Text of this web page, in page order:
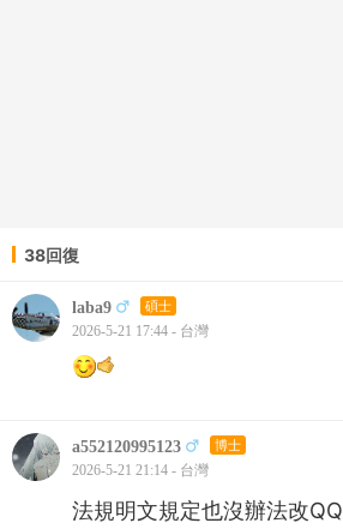
38回復
laba9 碩士
2026-5-21 17:44 - 台灣
a552120995123 博士
2026-5-21 21:14 - 台灣
法規明文規定也沒辦法改QQ